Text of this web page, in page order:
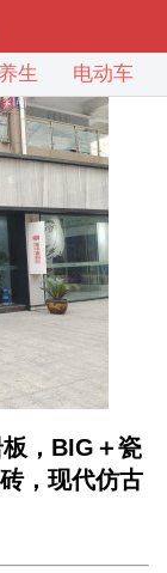
生 电动车
，BIG＋瓷
，现代仿古